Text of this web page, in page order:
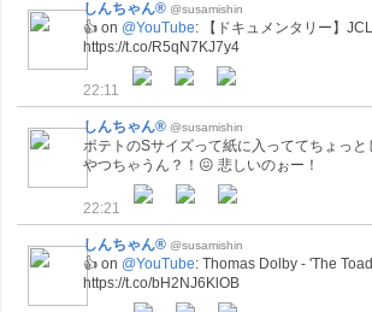
しんちゃん® @susamishin
👍 on @YouTube: 【ドキュメンタリー】
https://t.co/R5qN7KJ7y4
22:11
しんちゃん® @susamishin
ポテトのSサイズって紙に入っててちょっと
やつちゃうん？！😖 悲しいのぉー！
22:21
しんちゃん® @susamishin
👍 on @YouTube: Thomas Dolby - 'The
https://t.co/bH2NJ6KlOB